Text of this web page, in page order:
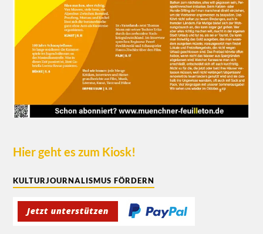
Hier geht es zum Kiosk!
KULTURJOURNALISMUS FÖRDERN